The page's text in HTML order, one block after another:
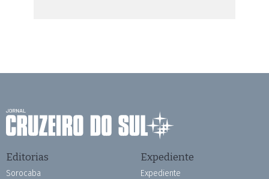
Editorias
Sorocaba
Expediente
Expediente